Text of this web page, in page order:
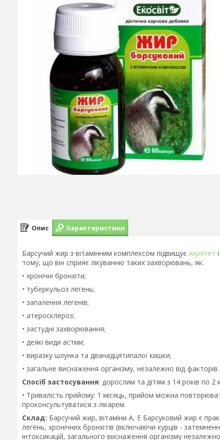
Опис Характеристики
Барсучий жир з вітамінним комплексом підвищує імунітет
тому, що він сприяє лікуванню таких захворювань, як:
• хронічні бронхіти;
• туберкульоз легень;
• запалення легенів;
• атеросклероз;
• застудні захворювання;
• деякі види астми;
• виразку шлунка та дванадцятипалої кишки;
• загальне виснаження організму, незалежно від факторів.
Спосіб застосування: дорослим та дітям з 14 років по 2
• Тривалість прийому: 1 місяць, прийом можна
проконсультуватися з лікарем.
Склад: Барсучий жир, вітаміни А, Е Барсуковий жир є
легень, хронічних бронхітів (включаючи курців -
інтоксикацій, загального виснаження організму